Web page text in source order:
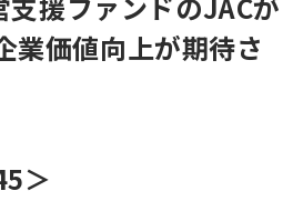
業価値向上が期待さ
＞